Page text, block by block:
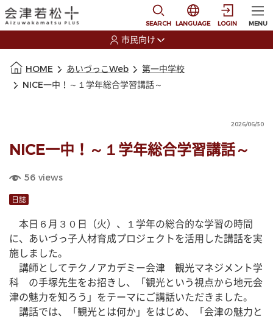
SEARCH
選択すると言語の切
LANGUAGE LOGIN MENU
市民向け
HOME あいづっこWeb
第一中学校
NICE一中！～１学年総合学習講話～
2026/06/30
NICE一中！～１学年総合学習講話～
56 views
日誌
本日６月３０日（火）、１学年の総合的な学習の時間
に、あいづっ子人材育成プロジェクトを活用した講話を実
施しました。
講師としてテクノアカデミー会津　観光マネジメント学
科　の手塚先生をお招きし、「観光という視点から地元会
津の魅力を知ろう」をテーマにご講話いただきました。
講話では、「観光とは何か」をはじめ、「会津の魅力と